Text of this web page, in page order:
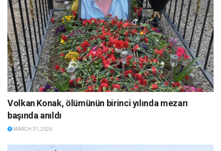
Volkan Konak, ölümünün birinci yılında mezarı
başında anıldı
MARCH 31, 2026